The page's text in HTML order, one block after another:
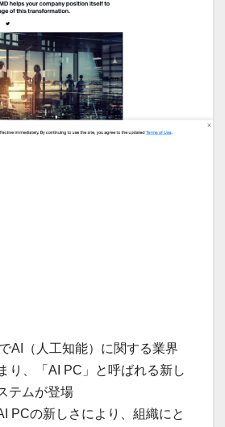
AI（人工知能）に関する業界
り、「AI PC」と呼ばれる新し
テムが登場
PCの新しさにより、組織にと